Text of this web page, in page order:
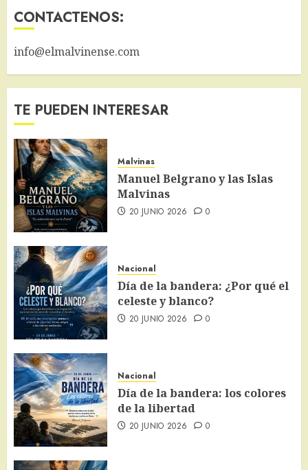
CONTACTENOS:
info@elmalvinense.com
TE PUEDEN INTERESAR
Malvinas
Manuel Belgrano y las Islas
Malvinas
20 JUNIO 2026 0
Nacional
Día de la bandera: ¿Por qué el
celeste y blanco?
20 JUNIO 2026 0
Nacional
Día de la bandera: los colores
de la libertad
20 JUNIO 2026 0